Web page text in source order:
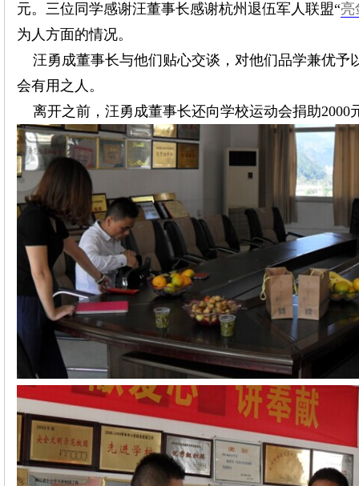
元。三位同学感谢汪董事长感谢杭州退伍军人联盟“亮
为人方面的情况。
汪勇成董事长与他们贴心交谈，对他们品学兼优予
会有用之人。
离开之前，汪勇成董事长还向学校运动会捐助2000